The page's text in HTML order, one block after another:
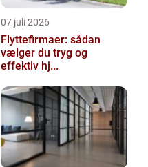
07 juli 2026
Flyttefirmaer: sådan
vælger du tryg og
effektiv hj...